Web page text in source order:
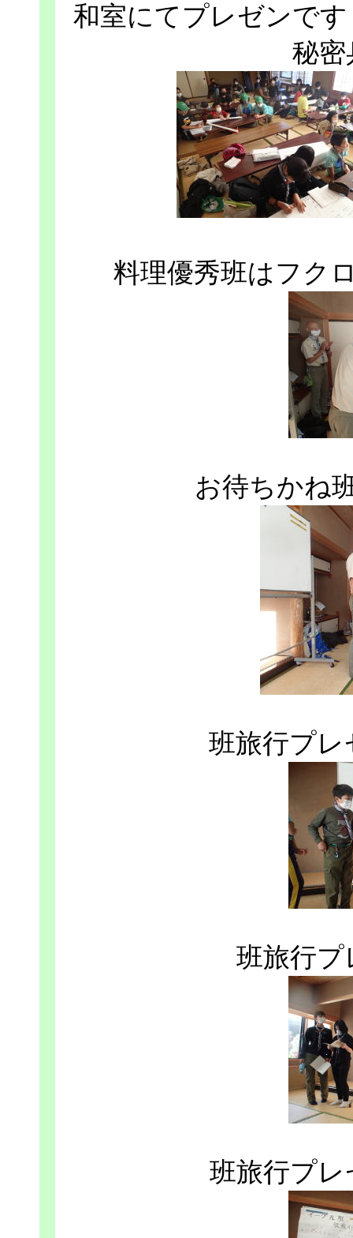
和室にてプレゼンで
秘密
料理優秀班はフク
お待ちかね
班旅行プ
班旅行
班旅行プ